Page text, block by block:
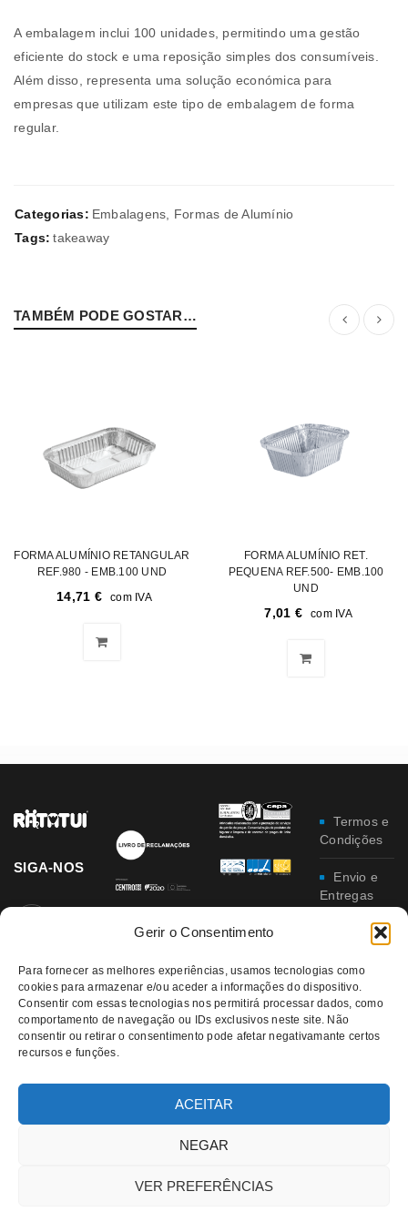
Gerir o Consentimento
Para fornecer as melhores experiências, usamos tecnologias como
cookies para armazenar e/ou aceder a informações do dispositivo.
Consentir com essas tecnologias nos permitirá processar dados, como
comportamento de navegação ou IDs exclusivos neste site. Não
consentir ou retirar o consentimento pode afetar negativamante certos
recursos e funções.
ACEITAR
NEGAR
VER PREFERÊNCIAS
A embalagem inclui 100 unidades, permitindo uma gestão
eficiente do stock e uma reposição simples dos consumíveis.
Além disso, representa uma solução económica para
empresas que utilizam este tipo de embalagem de forma
regular.
Categorias: Embalagens, Formas de Alumínio
Tags: takeaway
TAMBÉM PODE GOSTAR…
FORMA ALUMÍNIO RETANGULAR
REF.980 - EMB.100 UND
14,71 € com IVA
FORMA ALUMÍNIO RET.
PEQUENA REF.500- EMB.100
UND
7,01 € com IVA
SIGA-NOS
Termos e
Condições
Envio e
Entregas
Trocas e
Política
de
Privacidade
da